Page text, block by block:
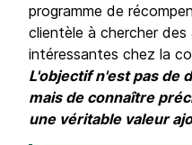
programme de
clientèle à chercher des
intéressantes chez la
L'objectif n'est pas de
mais de connaître
une véritable valeur